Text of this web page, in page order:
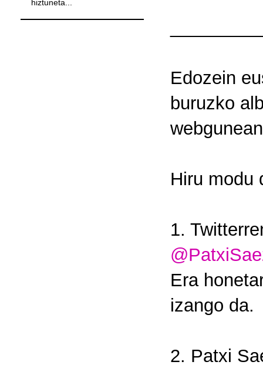
Edozein
buruzko
Hiru modu
1.
Era
izango da.
2. Patxi
hiztuneta...